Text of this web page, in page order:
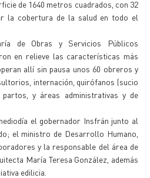
de 1640 metros cuadrados, con 32
la cobertura de la salud en todo el
de Obras y Servicios Públicos
en relieve las características más
allí sin pausa unos 60 obreros y
internación, quirófanos (sucio
y áreas administrativas y de
el gobernador Insfrán junto al
el ministro de Desarrollo Humano,
y la responsable del área de
María Teresa González, además
edilicia.